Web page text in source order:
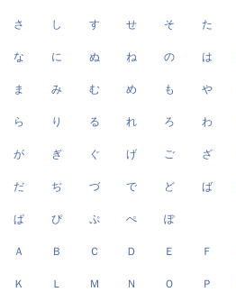
さ し す せ そ た
な に ぬ ね の は
ま み む め も や
ら り る れ ろ わ
が ぎ ぐ げ ご ざ
だ ぢ づ で ど ば
ぱ ぴ ぷ ぺ ぽ
Ａ Ｂ Ｃ Ｄ Ｅ Ｆ
Ｋ Ｌ Ｍ Ｎ Ｏ Ｐ